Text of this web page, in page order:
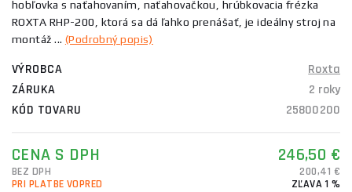
hobľovka s naťahovaním, naťahovačkou, hrúbkovacia frézka
ROXTA RHP-200, ktorá sa dá ľahko prenášať, je ideálny stroj na
montáž ... (Podrobný popis)
VÝROBCA
Roxta
ZÁRUKA
2 roky
KÓD TOVARU
25800200
CENA S DPH 246,50 €
BEZ DPH
200,41 €
PRI PLATBE VOPRED
ZĽAVA 1 %